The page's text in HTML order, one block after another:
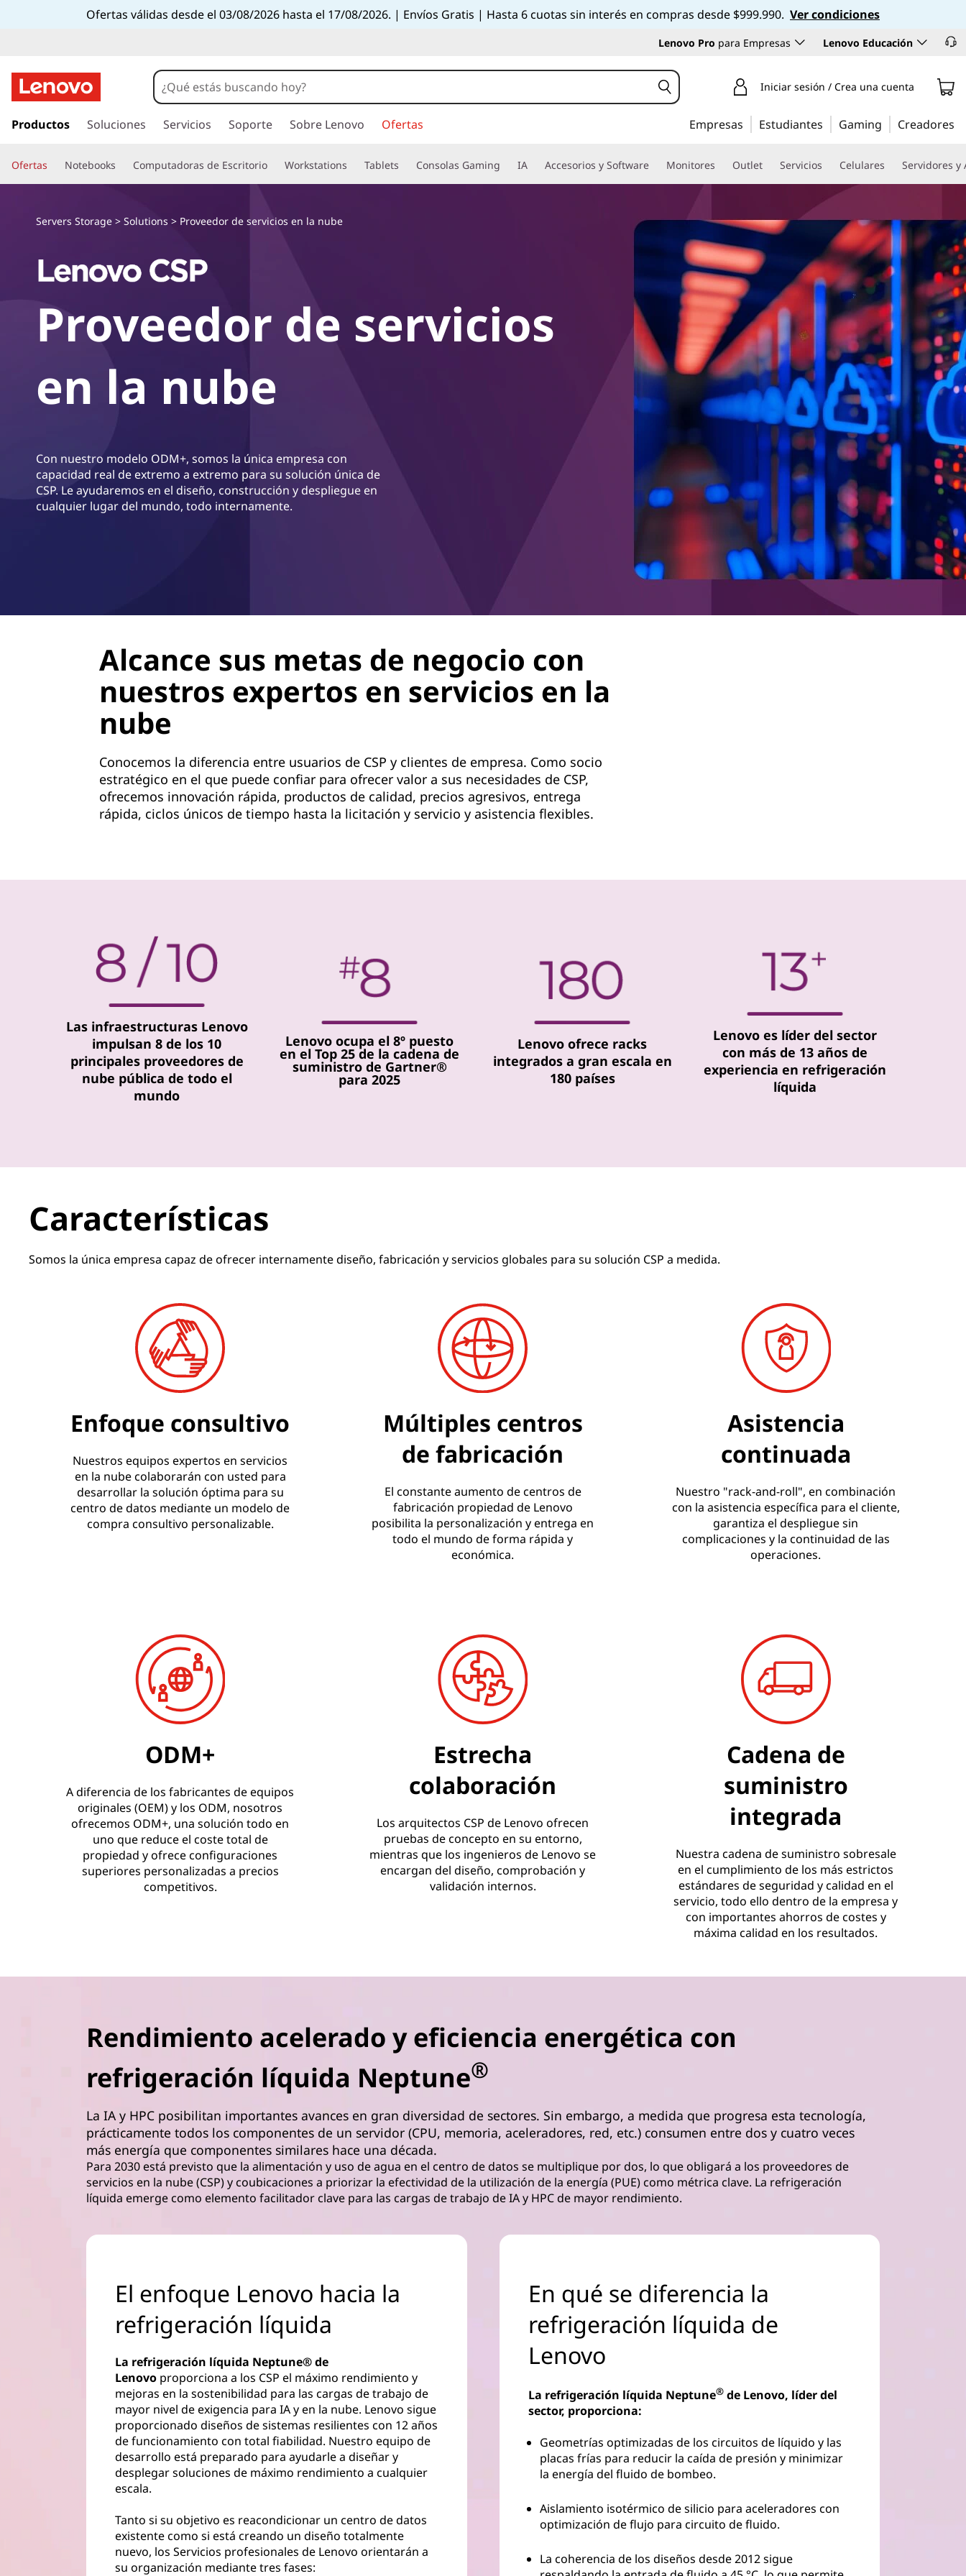
n
o
v
o
Ofertas válidas desde el 03/08/2026 hasta el 17/08/2026. | Envíos Gratis | Hasta 6 cuotas sin interés en compras desde $999.990. Ver condiciones
Lenovo Pro para Empresas Lenovo Educación
r
c
o
Iniciar sesión / Crea una cuenta
Productos Soluciones Servicios Soporte Sobre Lenovo Ofertas Empresas Estudiantes Gaming Creadores
Ofertas Notebooks Computadoras de Escritorio Workstations Tablets Consolas Gaming IA Accesorios y Software Monitores Outlet Servicios Celulares Servidores y
Servers Storage > Solutions > Proveedor de servicios en la nube
Proveedor de servicios
en la nube
Con nuestro modelo ODM+, somos la única empresa con
capacidad real de extremo a extremo para su solución única de
CSP. Le ayudaremos en el diseño, construcción y despliegue en
cualquier lugar del mundo, todo internamente.
Alcance sus metas de negocio con
nuestros expertos en servicios en la
nube
Conocemos la diferencia entre usuarios de CSP y clientes de empresa. Como socio
estratégico en el que puede confiar para ofrecer valor a sus necesidades de CSP,
ofrecemos innovación rápida, productos de calidad, precios agresivos, entrega
rápida, ciclos únicos de tiempo hasta la licitación y servicio y asistencia flexibles.
Las infraestructuras Lenovo
impulsan 8 de los 10
principales proveedores de
nube pública de todo el
mundo
Lenovo ocupa el 8º puesto
en el Top 25 de la cadena de
suministro de Gartner®
para 2025
Lenovo ofrece racks
integrados a gran escala en
180 países
Lenovo es líder del sector
con más de 13 años de
experiencia en refrigeración
líquida
Características
Somos la única empresa capaz de ofrecer internamente diseño, fabricación y servicios globales para su solución CSP a medida.
Enfoque consultivo
Nuestros equipos expertos en servicios
en la nube colaborarán con usted para
desarrollar la solución óptima para su
centro de datos mediante un modelo de
compra consultivo personalizable.
Múltiples centros
de fabricación
El constante aumento de centros de
fabricación propiedad de Lenovo
posibilita la personalización y entrega en
todo el mundo de forma rápida y
económica.
Asistencia
continuada
Nuestro "rack-and-roll", en combinación
con la asistencia específica para el cliente,
garantiza el despliegue sin
complicaciones y la continuidad de las
operaciones.
ODM+
A diferencia de los fabricantes de equipos
originales (OEM) y los ODM, nosotros
ofrecemos ODM+, una solución todo en
uno que reduce el coste total de
propiedad y ofrece configuraciones
superiores personalizadas a precios
competitivos.
Estrecha
colaboración
Los arquitectos CSP de Lenovo ofrecen
pruebas de concepto en su entorno,
mientras que los ingenieros de Lenovo se
encargan del diseño, comprobación y
validación internos.
Cadena de
suministro
integrada
Nuestra cadena de suministro sobresale
en el cumplimiento de los más estrictos
estándares de seguridad y calidad en el
servicio, todo ello dentro de la empresa y
con importantes ahorros de costes y
máxima calidad en los resultados.
Rendimiento acelerado y eficiencia energética con
refrigeración líquida Neptune®
La IA y HPC posibilitan importantes avances en gran diversidad de sectores. Sin embargo, a medida que progresa esta tecnología,
prácticamente todos los componentes de un servidor (CPU, memoria, aceleradores, red, etc.) consumen entre dos y cuatro veces
más energía que componentes similares hace una década.
Para 2030 está previsto que la alimentación y uso de agua en el centro de datos se multiplique por dos, lo que obligará a los proveedores de
servicios en la nube (CSP) y coubicaciones a priorizar la efectividad de la utilización de la energía (PUE) como métrica clave. La refrigeración
líquida emerge como elemento facilitador clave para las cargas de trabajo de IA y HPC de mayor rendimiento.
El enfoque Lenovo hacia la
refrigeración líquida
La refrigeración líquida Neptune® de
Lenovo proporciona a los CSP el máximo rendimiento y
mejoras en la sostenibilidad para las cargas de trabajo de
mayor nivel de exigencia para IA y en la nube. Lenovo sigue
proporcionado diseños de sistemas resilientes con 12 años
de funcionamiento con total fiabilidad. Nuestro equipo de
desarrollo está preparado para ayudarle a diseñar y
desplegar soluciones de máximo rendimiento a cualquier
escala.
Tanto si su objetivo es reacondicionar un centro de datos
existente como si está creando un diseño totalmente
nuevo, los Servicios profesionales de Lenovo orientarán a
su organización mediante tres fases:
En qué se diferencia la
refrigeración líquida de
Lenovo
La refrigeración líquida Neptune®de Lenovo, líder del
sector, proporciona:
Geometrías optimizadas de los circuitos de líquido y las
placas frías para reducir la caída de presión y minimizar
la energía del fluido de bombeo.
Aislamiento isotérmico de silicio para aceleradores con
optimización de flujo para circuito de fluido.
La coherencia de los diseños desde 2012 sigue